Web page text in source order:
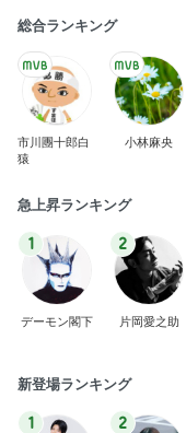
総合ランキング
市川團十郎白
猿
小林麻央
急上昇ランキング
1
デーモン閣下
2
片岡愛之助
新登場ランキング
1 2